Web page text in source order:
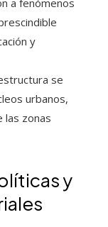
a fenómenos
y
se
urbanos,
las zonas
y